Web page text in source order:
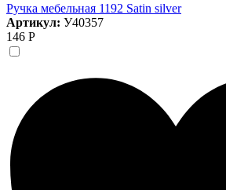
Ручка мебельная 1192 Satin silver
Артикул: У40357
146 Р